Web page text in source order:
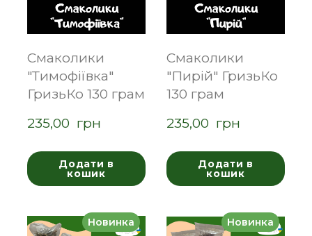
Смаколики
"Тимофіївка"
ГризьКо 130 грам
235,00  грн
Додати в
кошик
Смаколики
"Пирій" ГризьКо
130 грам
235,00  грн
Додати в
кошик
Новинка Новинка